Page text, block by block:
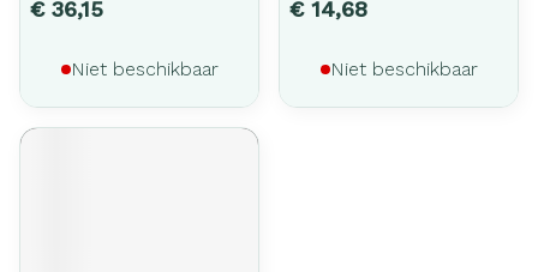
€ 36,15
Niet beschikbaar
€ 14,68
Niet beschikbaar